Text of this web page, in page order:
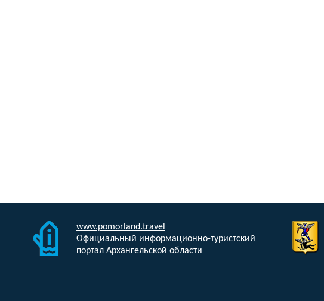
www.pomorland.travel
Официальный информационно-туристский
портал Архангельской области